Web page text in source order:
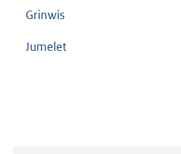
Grinwis
Jumelet